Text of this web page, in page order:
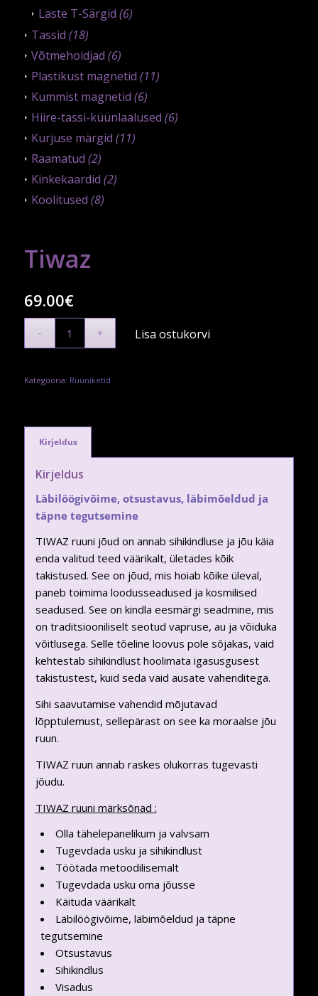
Laste T-Särgid (6)
Tassid (18)
Võtmehoidjad (6)
Plastikust magnetid (11)
Kummist magnetid (6)
Hiire-tassi-küünlaalused (6)
Kurjuse märgid (11)
Raamatud (2)
Kinkekaardid (2)
Koolitused (8)
Tiwaz
69.00€
Lisa ostukorvi
Kategooria: Ruuniketid
Kirjeldus
Kirjeldus
Läbilöögivõime, otsustavus, läbimõeldud ja
täpne tegutsemine
TIWAZ ruuni jõud on annab sihikindluse ja jõu käia
enda valitud teed väärikalt, ületades kõik
takistused. See on jõud, mis hoiab kõike üleval,
paneb toimima loodusseadused ja kosmilised
seadused. See on kindla eesmärgi seadmine, mis
on traditsiooniliselt seotud vapruse, au ja võiduka
võitlusega. Selle tõeline loovus pole sõjakas, vaid
kehtestab sihikindlust hoolimata igasusgusest
takistustest, kuid seda vaid ausate vahenditega.
Sihi saavutamise vahendid mõjutavad
lõpptulemust, sellepärast on see ka moraalse jõu
ruun.
TIWAZ ruun annab raskes olukorras tugevasti
jõudu.
TIWAZ ruuni märksõnad :
Olla tähelepanelikum ja valvsam
Tugevdada usku ja sihikindlust
Töötada metoodilisemalt
Tugevdada usku oma jõusse
Käituda väärikalt
Läbilöögivõime, läbimõeldud ja täpne
tegutsemine
Otsustavus
Sihikindlus
Visadus